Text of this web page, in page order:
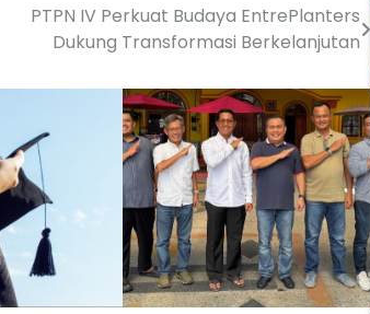
PTPN IV Perkuat Budaya EntrePlanters
Dukung Transformasi Berkelanjutan